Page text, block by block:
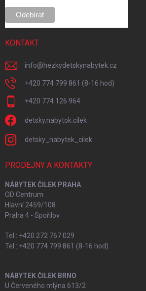
KONTAKT
info@hezkydetskynabytek.cz
+420 774 799 861 (8-16 hod)
+420 774 126 964
detsky.nabytok.cilek
detsky_nabytek_cilek
PRODEJNY A KONTAKTY
NÁBYTEK ČILEK PRAHA
OD Centrum
Hlavní 2459/108
Praha 4 - Spořilov
Tel.: +420 272 767 029
Tel.: +420 774 799 861 (8-16 hod)
NÁBYTEK ČILEK BRNO
U Červeného mlýna 613/2